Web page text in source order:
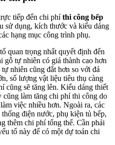
tiếp đến chi phíthi công bếp
sử dụng, kích thước và kiểu dáng
hạng mục công trình phụ.
quan trọng nhất quyết định đến
gỗ tự nhiên có giá thành cao hơn
nhiên cũng đắt hơn so với đá
số lượng vật liệu tiêu thụ càng
cũng sẽ tăng lên. Kiểu dáng thiết
làm tăng chi phí thi công do
việc nhiều hơn. Ngoài ra, các
điện nước, phụ kiện tủ bếp,
thêm chi phí tổng thể. Cần phải
tố này để có một dự toán chi